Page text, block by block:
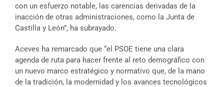
con un esfuerzo notable, las carencias derivadas de la
inacción de otras administraciones, como la Junta de
Castilla y León”, ha subrayado.
Aceves ha remarcado que “el PSOE tiene una clara
agenda de ruta para hacer frente al reto demográfico con
un nuevo marco estratégico y normativo que, de la mano
de la tradición, la modernidad y los avances tecnológicos